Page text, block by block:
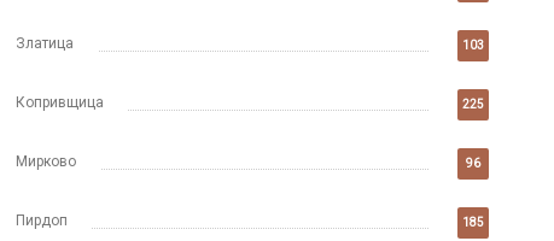
Златица 103
Копривщица 225
Мирково 96
Пирдоп 185